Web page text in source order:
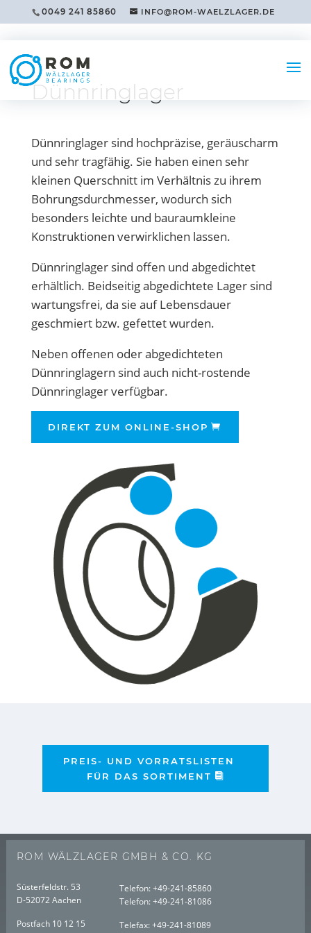
0049 241 85860 INFO@ROM-WAELZLAGER.DE
Dünnringlager
Dünnringlager sind hochpräzise, geräuscharm
und sehr tragfähig. Sie haben einen sehr
kleinen Querschnitt im Verhältnis zu ihrem
Bohrungsdurchmesser, wodurch sich
besonders leichte und bauraumkleine
Konstruktionen verwirklichen lassen.
Dünnringlager sind offen und abgedichtet
erhältlich. Beidseitig abgedichtete Lager sind
wartungsfrei, da sie auf Lebensdauer
geschmiert bzw. gefettet wurden.
Neben offenen oder abgedichteten
Dünnringlagern sind auch nicht-rostende
Dünnringlager verfügbar.
DIREKT ZUM ONLINE-SHOP
PREIS- UND VORRATSLISTEN
FÜR DAS SORTIMENT
ROM WÄLZLAGER GMBH & CO. KG
Süsterfeldstr. 53 Telefon:+49-241-85860
D-52072 Aachen
Telefon:+49-241-81086
Postfach 10 12 15
Telefax:+49-241-81089